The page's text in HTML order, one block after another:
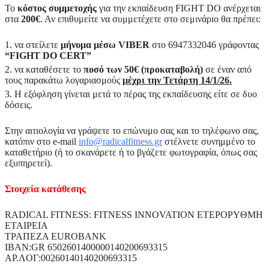
Το κόστος συμμετοχής για την εκπαίδευση FIGHT DO ανέρχεται
στα 200€. Αν επιθυμείτε να συμμετέχετε στο σεμινάριο θα πρέπει:
να στείλετε μήνυμα μέσω VIBER στο 6947332046 γράφοντας
“FIGHT DO CERT”
να καταθέσετε το ποσό των 50€ (προκαταβολή) σε έναν από
τους παρακάτω λογαριασμούς μέχρι την Τετάρτη 14/1/26.
Η εξόφληση γίνεται μετά το πέρας της εκπαίδευσης είτε σε δυο
δόσεις.
Στην αιτιολογία να γράψετε το επώνυμο σας και το τηλέφωνο σας,
κατόπιν στο e-mail info@radicalfitness.grστέλνετε συνημμένο το
καταθετήριο (ή το σκανάρετε ή το βγάζετε φωτογραφία, όπως σας
εξυπηρετεί).
Στοιχεία κατάθεσης
RADICAL FITNESS: FITNESS INNOVATION ETEPOPYΘMH
ETAIPEIA
TPAΠEZA EUROBANK
IBAN:GR 6502601400000140200693315
AP.ΛOΓ:00260140140200693315